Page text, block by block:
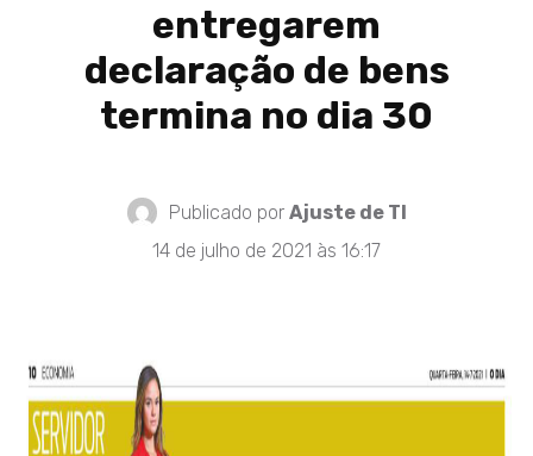
entregarem
declaração de bens
termina no dia 30
Publicado por Ajuste de TI
14 de julho de 2021 às 16:17